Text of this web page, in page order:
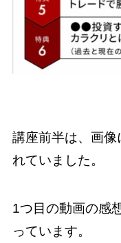
講座前半は、画
れていました。
1つ目の動画の感
っています。